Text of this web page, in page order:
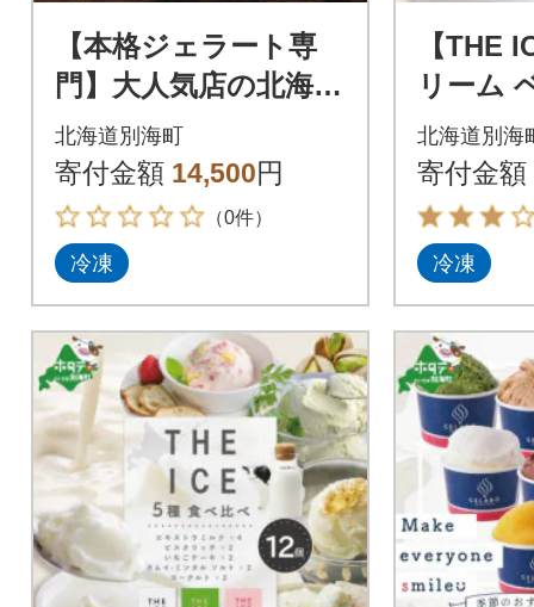
【本格ジェラート専
門】大人気店の北海道
贅沢ジェラートセッ
ト ミルク 8個 アイス
好きにぜひ
北海道別海町
寄付金額 14,500円
（0件）
冷凍
【THE
リーム
個セッ
町 厳選
みを使用
北海道別海
寄付金額
冷凍